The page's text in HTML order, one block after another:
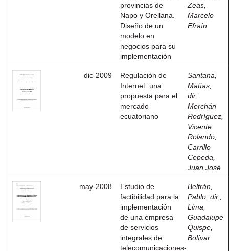
provincias de
Napo y Orellana.
Diseño de un
modelo en
negocios para su
implementación
Zeas,
Marcelo
Efraín
dic-2009
Regulación de
Internet: una
propuesta para el
mercado
ecuatoriano
Santana,
Matías,
dir. ;
Merchán
Rodríguez,
Vicente
Rolando;
Carrillo
Cepeda,
Juan José
may-2008
Estudio de
factibilidad para la
implementación
de una empresa
de servicios
integrales de
telecomunicaciones-
Beltrán,
Pablo, dir. ;
Lima,
Guadalupe
Quispe,
Bolívar